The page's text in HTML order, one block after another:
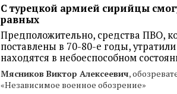
С турецкой армией сирийцы
равных
Предположительно, средства ПВО,
поставлены в 70-80-е годы,
находятся в небоеспособном
Мясников Виктор Алексеевич,
«Независимое военное обозрение»